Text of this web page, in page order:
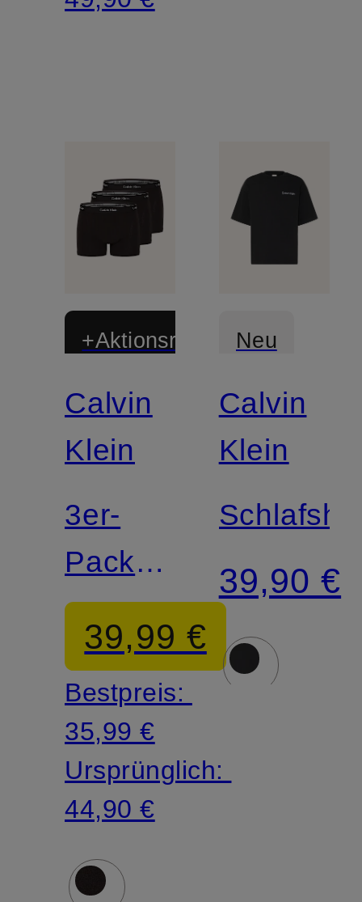
+Aktionsrabatt
Calvin
Klein
3er-
Pack
Boxershorts
ICON
COTTON
Relaxed
Fit
39,99 €
Bestpreis:
35,99 €
Ursprünglich:
44,90 €
Neu
Calvin
Klein
39,90 €